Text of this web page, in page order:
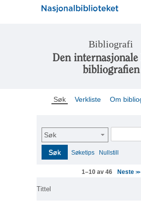
Bibliografi
Den internasjonale
bibliografien
Søk Verkliste Om
Søk
Søk Søketips Nullstill
1–10 av 46 Neste>>
Tittel